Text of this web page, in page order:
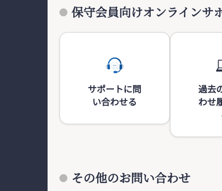
保守会員向けオンラインサ
サポートに問
い合わせる
過去
わせ
その他のお問い合わせ